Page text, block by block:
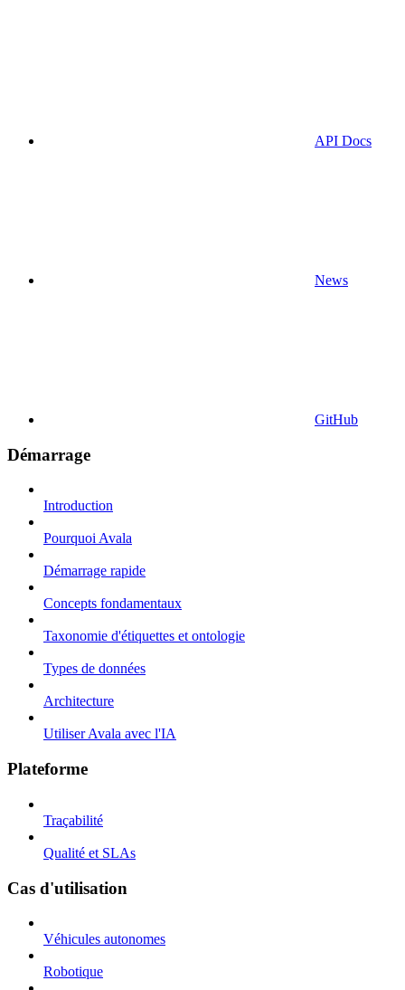
API Docs
News
GitHub
Démarrage
Introduction
Pourquoi Avala
Démarrage rapide
Concepts fondamentaux
Taxonomie d'étiquettes et ontologie
Types de données
Architecture
Utiliser Avala avec l'IA
Plateforme
Traçabilité
Qualité et SLAs
Cas d'utilisation
Véhicules autonomes
Robotique